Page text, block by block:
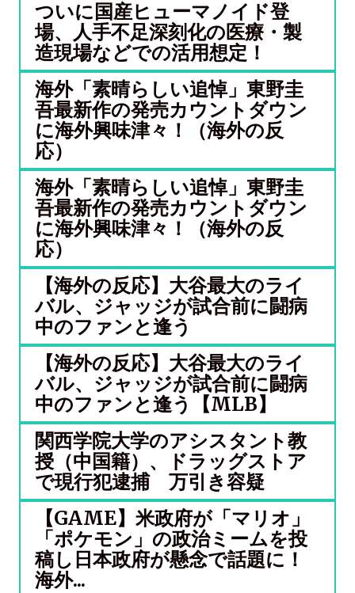
ついに国産ヒューマノイド登
場、人手不足深刻化の医療・製
造現場などでの活用想定！
海外「素晴らしい追悼」東野圭
吾最新作の発売カウントダウン
に海外興味津々！（海外の反
応）
海外「素晴らしい追悼」東野圭
吾最新作の発売カウントダウン
に海外興味津々！（海外の反
応）
【海外の反応】大谷最大のライ
バル、ジャッジが試合前に闘病
中のファンと逢う
【海外の反応】大谷最大のライ
バル、ジャッジが試合前に闘病
中のファンと逢う【MLB】
関西学院大学のアシスタント教
授（中国籍）、ドラッグストア
で現行犯逮捕 万引き容疑
【GAME】米政府が「マリオ」
「ポケモン」の政治ミームを投
稿し日本政府が懸念で話題に！
海外...